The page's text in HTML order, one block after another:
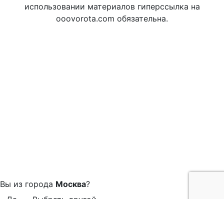
использовании материалов гиперссылка на
ooovorota.com обязательна.
Вы из города Москва?